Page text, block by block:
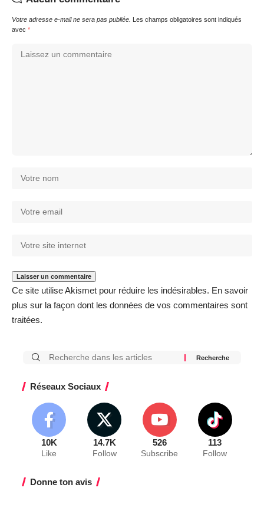
Votre adresse e-mail ne sera pas publiée. Les champs obligatoires sont indiqués
avec *
Ce site utilise Akismet pour réduire les indésirables. En savoir
plus sur la façon dont les données de vos commentaires sont
traitées.
Réseaux Sociaux
10K
Like
14.7K
Follow
526
Subscribe
113
Follow
Donne ton avis